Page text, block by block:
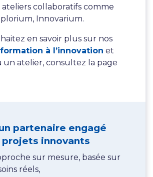
ateliers collaboratifs comme
Innovarium.
en savoir plus sur nos
formation à l’innovation et
un atelier, consultez la page
partenaire engagé
projets innovants
sur mesure, basée sur
réels,